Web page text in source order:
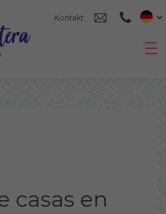
Kontakt:
casas en